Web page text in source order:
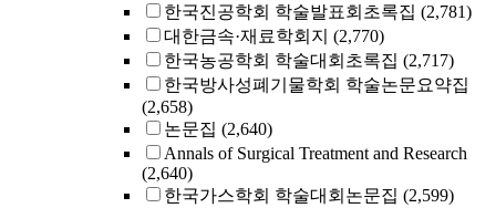
한국진공학회 학술발표회초록집 (2,781)
대한금속·재료학회지 (2,770)
한국농공학회 학술대회초록집 (2,717)
한국방사성폐기물학회 학술논문요약집
(2,658)
논문집 (2,640)
Annals of Surgical Treatment and Research
(2,640)
한국가스학회 학술대회논문집 (2,599)